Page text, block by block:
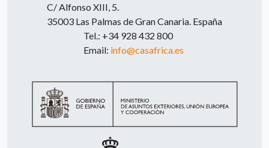
C/ Alfonso XIII, 5.
35003 Las Palmas de Gran Canaria. España
Tel.: +34 928 432 800
Email: info@casafrica.es